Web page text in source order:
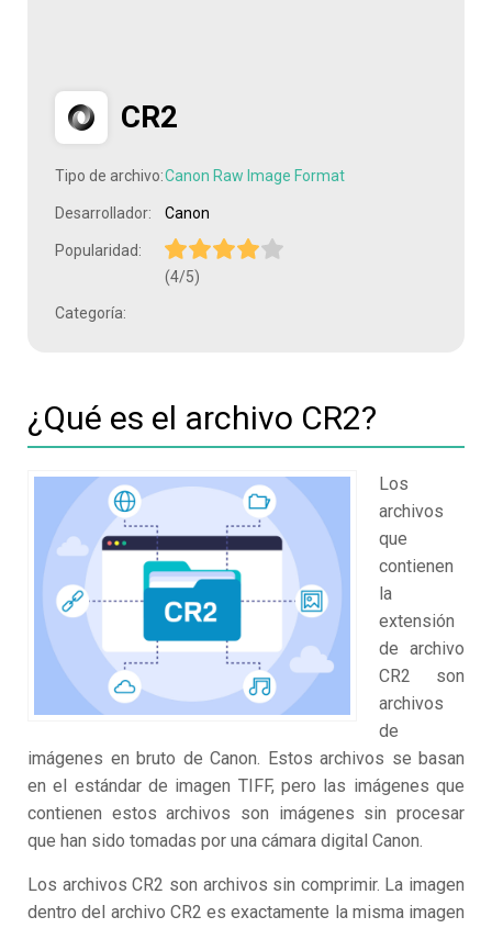
CR2
Tipo de archivo:Canon Raw Image Format
Desarrollador: Canon
Popularidad:
(4/5)
Categoría:
¿Qué es el archivo CR2?
Los
archivos
que
contienen
la
extensión
de archivo
CR2 son
archivos
de
imágenes en bruto de Canon. Estos archivos se basan
en el estándar de imagen TIFF, pero las imágenes que
contienen estos archivos son imágenes sin procesar
que han sido tomadas por una cámara digital Canon.
Los archivos CR2 son archivos sin comprimir. La imagen
dentro del archivo CR2 es exactamente la misma imagen